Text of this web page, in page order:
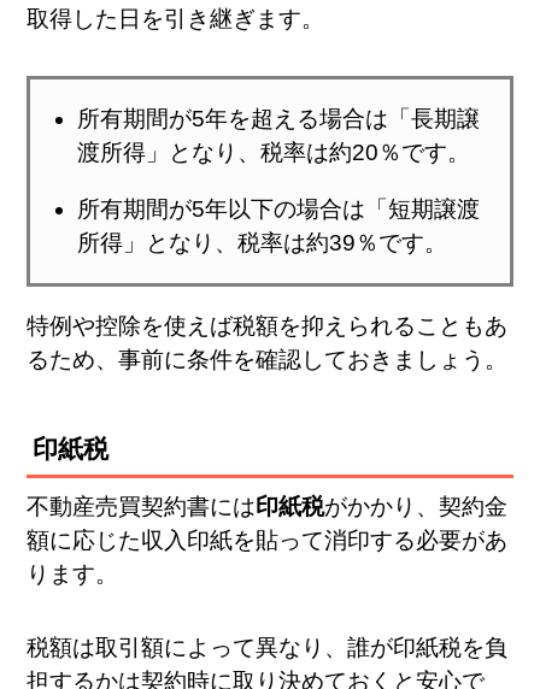
取得した日を引き継ぎます。
所有期間が5年を超える場合は「長期譲
渡所得」となり、税率は約20％です。
所有期間が5年以下の場合は「短期譲渡
所得」となり、税率は約39％です。
特例や控除を使えば税額を抑えられることもあ
るため、事前に条件を確認しておきましょう。
印紙税
不動産売買契約書には印紙税がかかり、契約金
額に応じた収入印紙を貼って消印する必要があ
ります。
税額は取引額によって異なり、誰が印紙税を負
担するかは契約時に取り決めておくと安心で